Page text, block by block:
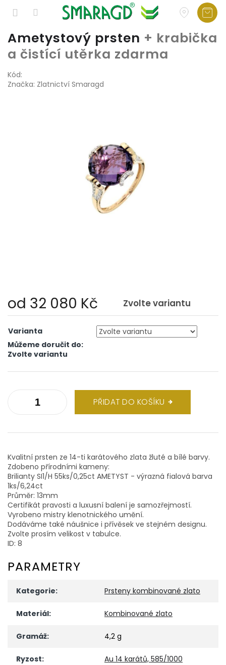
Přejít
na
obsah
Ametystový prsten + krabička
a čistící utěrka zdarma
Kód:
Značka: Zlatnictví Smaragd
od 32 080 Kč Zvolte variantu
cena:
Varianta
Můžeme doručit do:
Zvolte variantu
PŘIDAT DO KOŠÍKU
Kvalitní prsten ze 14-ti karátového zlata žluté a bílé barvy.
Zdobeno přírodními kameny:
Brilianty SI1/H 55ks/0,25ct AMETYST - výrazná fialová barva
1ks/6,24ct
Průměr: 13mm
Certifikát pravosti a luxusní balení je samozřejmostí.
Vyrobeno mistry klenotnického umění.
Dodáváme také náušnice i přívěsek ve stejném designu.
Zvolte prosím velikost v tabulce.
ID: 8
PARAMETRY
Kategorie: Prsteny kombinované zlato
Materiál: Kombinované zlato
Gramáž: 4,2 g
Ryzost: Au 14 karátů, 585/1000